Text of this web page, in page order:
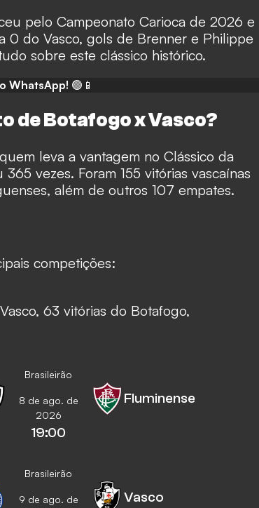
pelo Campeonato Carioca de 2026 e
0 do Vasco, gols de Brenner e Philippe
sobre este clássico histórico.
WhatsApp! 🟢📱
de Botafogo x Vasco?
leva a vantagem no Clássico da
vezes. Foram 155 vitórias vascaínas
além de outros 107 empates.
competições:
63 vitórias do Botafogo,
Brasileirão
8 de ago. de
2026
19:00
Fluminense
Brasileirão
9 de ago. de
Vasco